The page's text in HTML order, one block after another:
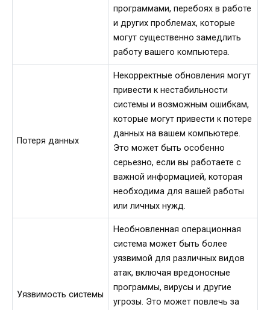
программами, перебоях в работе
и других проблемах, которые
могут существенно замедлить
работу вашего компьютера.
Потеря данных
Некорректные обновления могут
привести к нестабильности
системы и возможным ошибкам,
которые могут привести к потере
данных на вашем компьютере.
Это может быть особенно
серьезно, если вы работаете с
важной информацией, которая
необходима для вашей работы
или личных нужд.
Уязвимость системы
Необновленная операционная
система может быть более
уязвимой для различных видов
атак, включая вредоносные
программы, вирусы и другие
угрозы. Это может повлечь за